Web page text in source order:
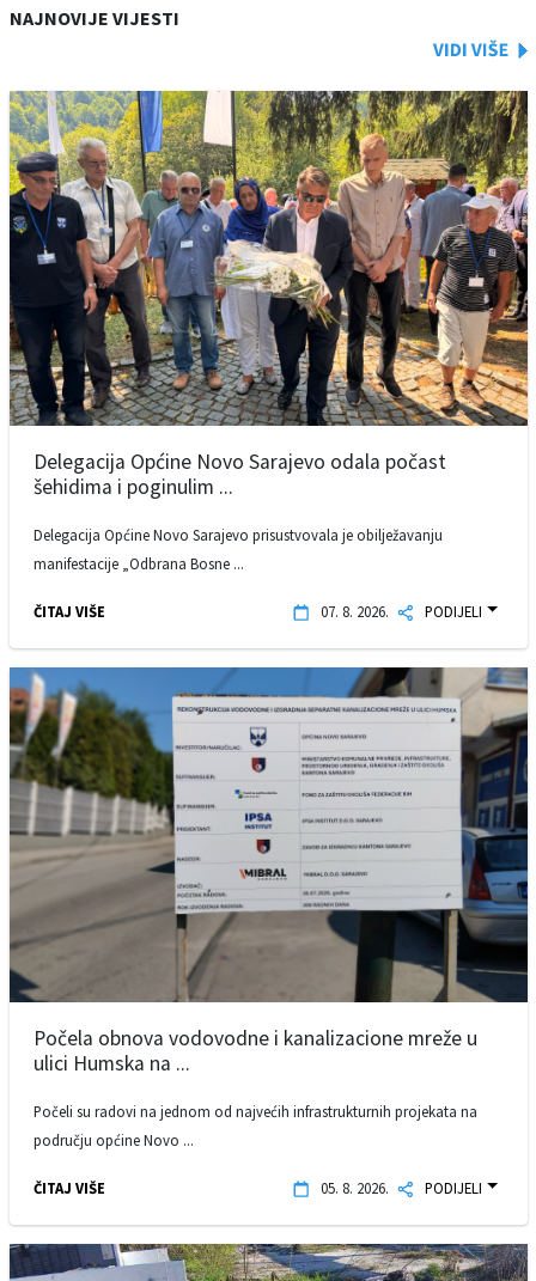
NAJNOVIJE VIJESTI
Delegacija Općine Novo Sarajevo odala počast
šehidima i poginulim ...
Delegacija Općine Novo Sarajevo prisustvovala je obilježavanju
manifestacije „Odbrana Bosne ...
ČITAJ VIŠE 07. 8. 2026. PODIJELI
Počela obnova vodovodne i kanalizacione mreže u
ulici Humska na ...
Počeli su radovi na jednom od najvećih infrastrukturnih projekata na
području općine Novo ...
ČITAJ VIŠE 05. 8. 2026. PODIJELI